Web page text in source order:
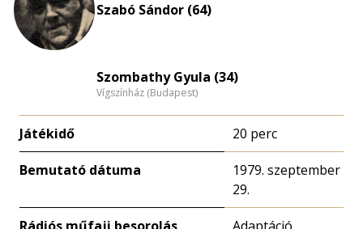
Szabó Sándor (64)
Szombathy Gyula (34)
Vígszínház (Budapest)
Játékidő 20 perc
Bemutató dátuma
1979. szeptember
29.